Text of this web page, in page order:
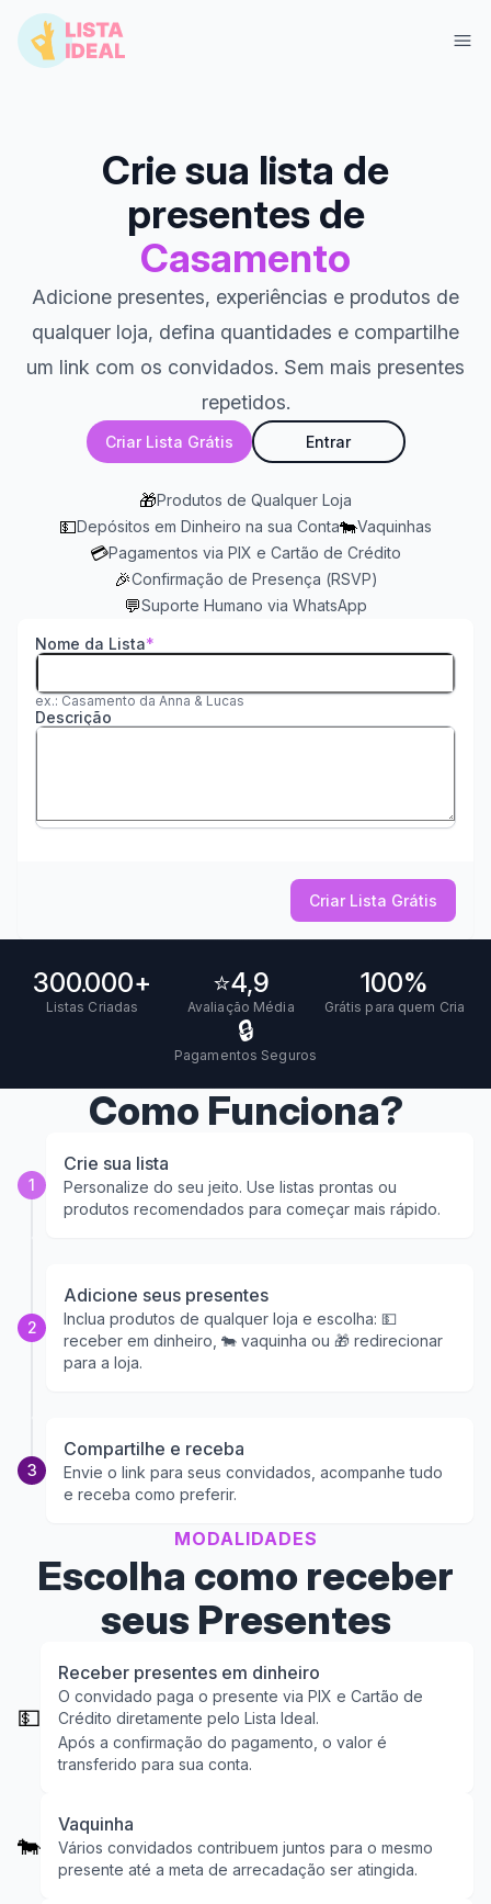
Crie sua lista de
presentes de
Casamento
Adicione presentes, experiências e produtos de
qualquer loja, defina quantidades e compartilhe
um link com os convidados. Sem mais presentes
repetidos.
Criar Lista Grátis Entrar
🎁Produtos de Qualquer Loja
💵Depósitos em Dinheiro na sua Conta🐄Vaquinhas
💳Pagamentos via PIX e Cartão de Crédito
🎉Confirmação de Presença (RSVP)
💬Suporte Humano via WhatsApp
Nome da Lista
ex.: Casamento da Anna & Lucas
Descrição
Criar Lista Grátis
300.000+
Listas Criadas
⭐4,9
Avaliação Média
100%
Grátis para quem Cria
🔒
Pagamentos Seguros
Como Funciona?
1
Crie sua lista
Personalize do seu jeito. Use listas prontas ou
produtos recomendados para começar mais rápido.
2
Adicione seus presentes
Inclua produtos de qualquer loja e escolha: 💵
receber em dinheiro, 🐄 vaquinha ou 🎁 redirecionar
para a loja.
3
Compartilhe e receba
Envie o link para seus convidados, acompanhe tudo
e receba como preferir.
MODALIDADES
Escolha como receber
seus Presentes
💵
Receber presentes em dinheiro
O convidado paga o presente via PIX e Cartão de
Crédito diretamente pelo Lista Ideal.
Após a confirmação do pagamento, o valor é
transferido para sua conta.
🐄
Vaquinha
Vários convidados contribuem juntos para o mesmo
presente até a meta de arrecadação ser atingida.